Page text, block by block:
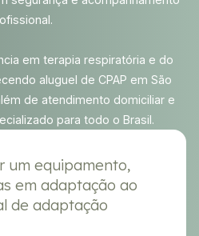
em terapia respiratória e do
aluguel de CPAP em São
de atendimento domiciliar e
para todo o Brasil.
um equipamento,
em adaptação ao
de adaptação